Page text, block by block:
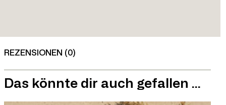
REZENSIONEN (0)
Das könnte dir auch gefallen …